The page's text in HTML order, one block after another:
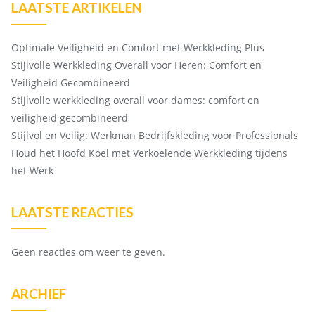
LAATSTE ARTIKELEN
Optimale Veiligheid en Comfort met Werkkleding Plus
Stijlvolle Werkkleding Overall voor Heren: Comfort en
Veiligheid Gecombineerd
Stijlvolle werkkleding overall voor dames: comfort en
veiligheid gecombineerd
Stijlvol en Veilig: Werkman Bedrijfskleding voor Professionals
Houd het Hoofd Koel met Verkoelende Werkkleding tijdens
het Werk
LAATSTE REACTIES
Geen reacties om weer te geven.
ARCHIEF